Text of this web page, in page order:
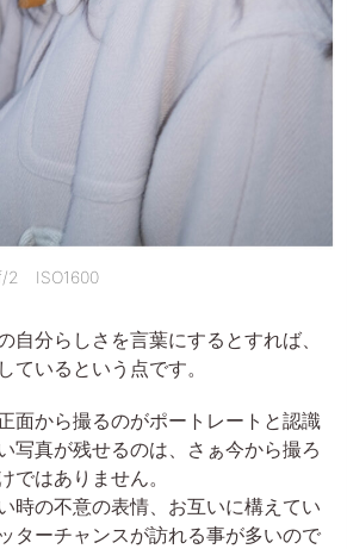
2 ISO1600
自分らしさを言葉にするとすれば、
ているという点です。
面から撮るのがポートレートと認識
写真が残せるのは、さぁ今から撮ろ
ではありません。
時の不意の表情、お互いに構えてい
ターチャンスが訪れる事が多いので